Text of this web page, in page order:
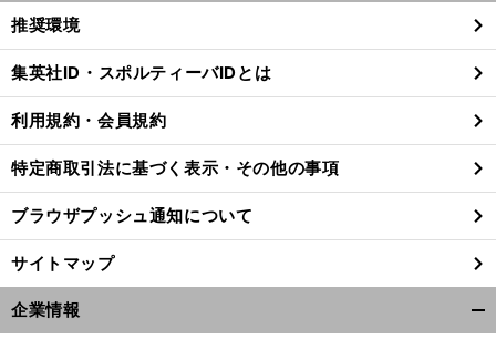
閉
る
推奨環境
集英社ID・スポルティーバIDとは
利用規約・会員規約
特定商取引法に基づく表示・その他の事項
ブラウザプッシュ通知について
サイトマップ
企業情報